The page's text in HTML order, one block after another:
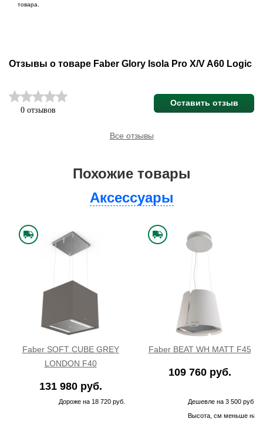
товара.
Отзывы о товаре Faber Glory Isola Pro X/V A60 Logic
0 отзывов
Оставить отзыв
Все отзывы
Похожие товары
Аксессуары
Faber SOFT CUBE GREY
LONDON F40
131 980 руб.
Дороже на 18 720 руб.
Faber BEAT WH MATT F45
109 760 руб.
Дешевле на 3 500 руб.
Высота, см меньше на